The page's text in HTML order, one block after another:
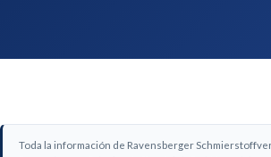
Toda la información de Ravensberger